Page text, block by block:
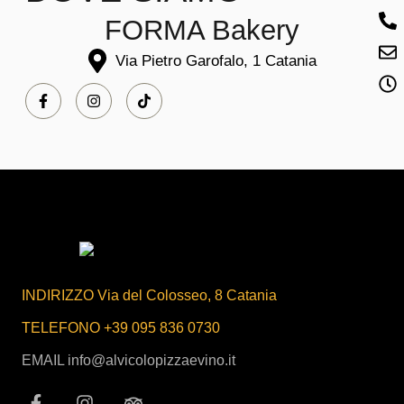
FORMA Bakery
Via Pietro Garofalo, 1 Catania
INDIRIZZO Via del Colosseo, 8 Catania
TELEFONO +39 095 836 0730
EMAIL info@alvicolopizzaevino.it